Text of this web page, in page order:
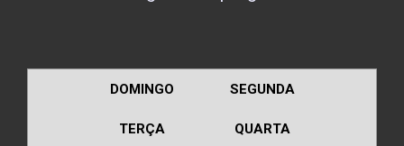
DOMINGO SEGUNDA
TERÇA QUARTA